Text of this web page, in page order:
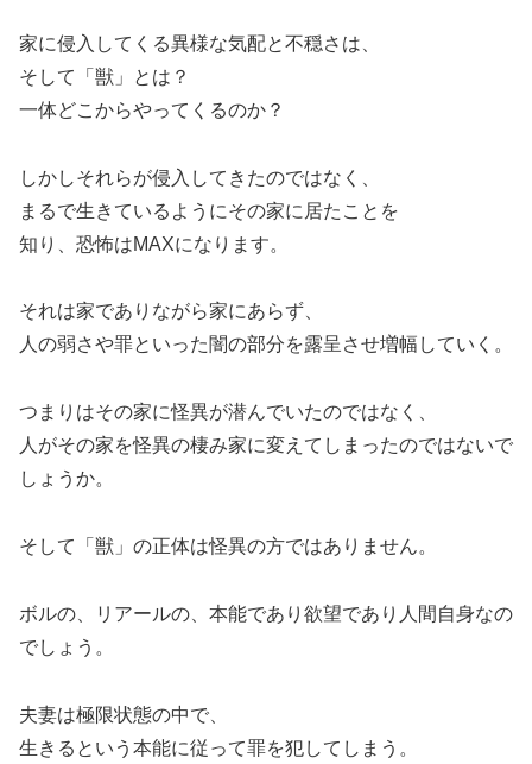
家に侵入してくる異様な気配と不穏さは、
そして「獣」とは？
一体どこからやってくるのか？
しかしそれらが侵入してきたのではなく、
まるで生きているようにその家に居たことを
知り、恐怖はMAXになります。
それは家でありながら家にあらず、
人の弱さや罪といった闇の部分を露呈させ増幅していく。
つまりはその家に怪異が潜んでいたのではなく、
人がその家を怪異の棲み家に変えてしまったのではないで
しょうか。
そして「獣」の正体は怪異の方ではありません。
ボルの、リアールの、本能であり欲望であり人間自身なの
でしょう。
夫妻は極限状態の中で、
生きるという本能に従って罪を犯してしまう。